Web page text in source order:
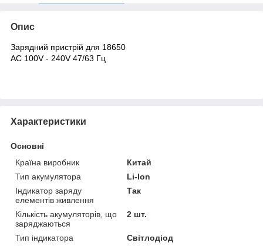
Опис
Зарядний пристрій для 18650
AC 100V - 240V 47/63 Гц
Характеристики
Основні
Країна виробник
Китай
Тип акумулятора
Li-Ion
Індикатор заряду
елементів живлення
Так
Кількість акумуляторів, що
заряджаються
2 шт.
Тип індикатора
Світлодіод